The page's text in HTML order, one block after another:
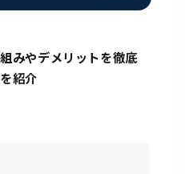
みやデメリットを徹底
紹介